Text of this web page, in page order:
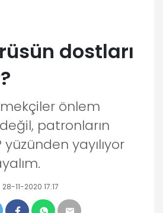
dostları
önlem
patronların
yüzünden yayılıyor
28-11-2020 17:17